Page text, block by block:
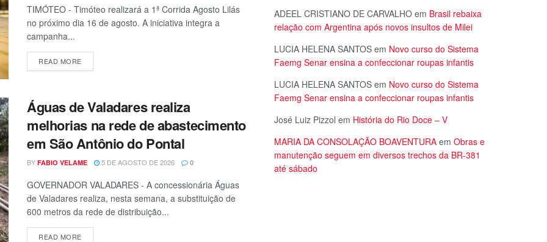
TIMÓTEO - Timóteo realizará a 1ª Corrida Agosto Lilás
no próximo dia 16 de agosto. A iniciativa integra a
campanha...
READ MORE
Águas de Valadares realiza
melhorias na rede de abastecimento
em São Antônio do Pontal
BY FABIO VELAME 5 DE AGOSTO DE 2026 0
GOVERNADOR VALADARES - A concessionária Águas
de Valadares realiza, nesta semana, a substituição de
600 metros da rede de distribuição...
READ MORE
ADEEL CRISTIANO DE CARVALHO em Brasil rebaixa
relação com Argentina após novos insultos de Milei
LUCIA HELENA SANTOS em Novo curso do Sistema
Faemg Senar ensina a confeccionar roupas infantis
LUCIA HELENA SANTOS em Novo curso do Sistema
Faemg Senar ensina a confeccionar roupas infantis
José Luiz Pizzol em História do Rio Doce – V
MARIA DA CONSOLAÇÃO BOAVENTURA em Obras e
manutenção seguem em diversos trechos da BR-381
até sábado